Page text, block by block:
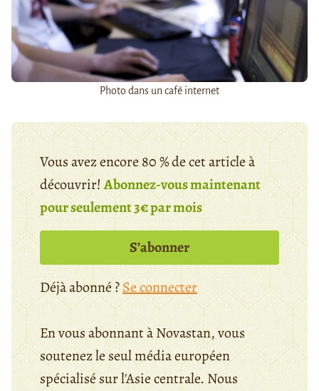
Photo dans un café internet
Vous avez encore 80 % de cet article à
découvrir!Abonnez-vous maintenant
pour seulement 3€ par mois
S’abonner
Déjà abonné ?Se connecter
En vous abonnant à Novastan, vous
soutenez le seul média européen
spécialisé sur l'Asie centrale. Nous